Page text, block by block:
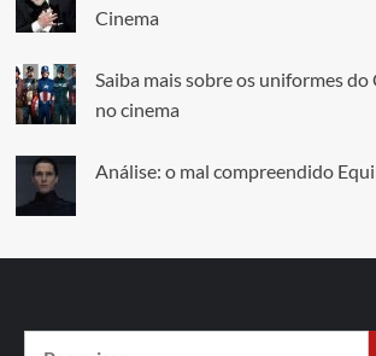
Cinema
Saiba mais sobre os uniformes
no cinema
Análise: o mal compreendido